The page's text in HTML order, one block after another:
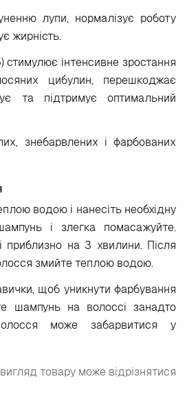
лупи, нормалізує роботу
жирність.
стимулює інтенсивне зростання
цибулин, перешкоджає
та підтримує оптимальний
знебарвлених і фарбованих
водою і нанесіть необхідну
і злегка помасажуйте.
приблизно на 3 хвилини. Після
змийте теплою водою.
щоб уникнути фарбування
шампунь на волоссі занадто
може забарвитися у
товару може відрізнятися